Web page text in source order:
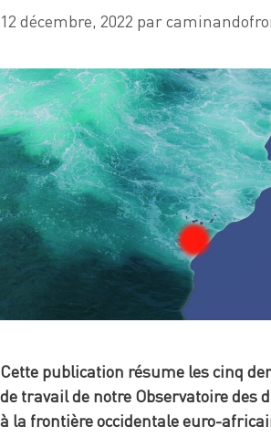
12 décembre, 2022 par
Cette publication résume les cinq
de travail de notre Observatoire des
à la frontière occidentale euro-